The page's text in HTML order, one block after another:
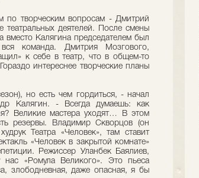
по творческим вопросам - Дмитрий
деятелей. После смены
вместо Калягина председателем был
команда. Дмитрия Мозгового,
к себе в театр, что в общем-то
интереснее творческие планы
но есть чем гордиться, - начал
Калягин. - Всегда думаешь: как
Великие мастера уходят… В этом
резервы. Владимир Скворцов (он
Театра «Человек», там ставит
«Человек в закрытой комнате»
Режиссер Уланбек Баялиев,
нас «Ромула Великого». Это пьеса
злободневная, даже опасная, я бы